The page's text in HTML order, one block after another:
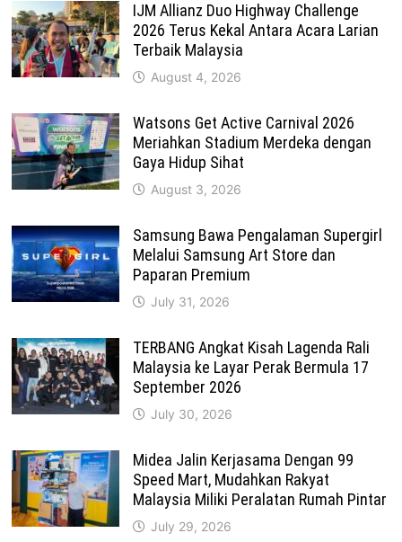
IJM Allianz Duo Highway Challenge
2026 Terus Kekal Antara Acara Larian
Terbaik Malaysia
August 4, 2026
Watsons Get Active Carnival 2026
Meriahkan Stadium Merdeka dengan
Gaya Hidup Sihat
August 3, 2026
Samsung Bawa Pengalaman Supergirl
Melalui Samsung Art Store dan
Paparan Premium
July 31, 2026
TERBANG Angkat Kisah Lagenda Rali
Malaysia ke Layar Perak Bermula 17
September 2026
July 30, 2026
Midea Jalin Kerjasama Dengan 99
Speed Mart, Mudahkan Rakyat
Malaysia Miliki Peralatan Rumah Pintar
July 29, 2026